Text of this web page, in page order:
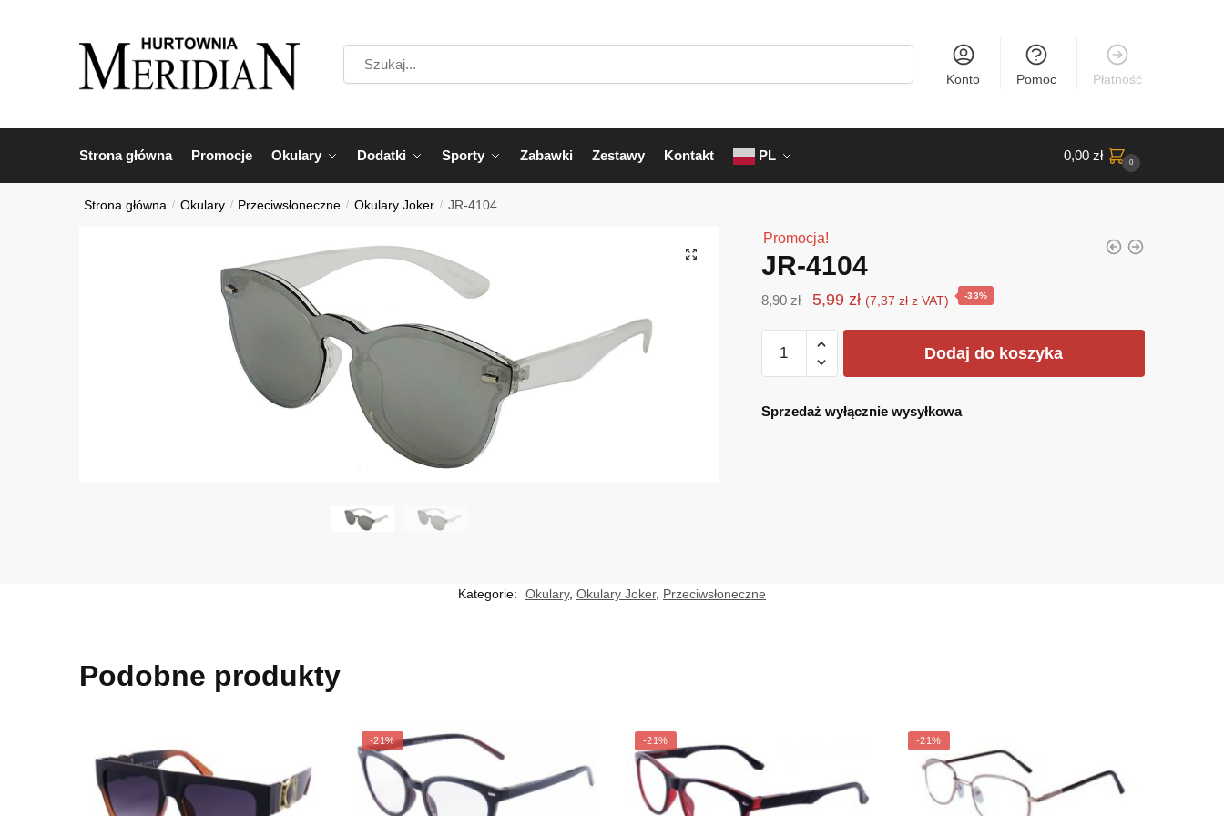
Konto Pomoc Płatność
Strona główna Promocje Okulary Dodatki Sporty Zabawki Zestawy Kontakt PL 0,00 zł 0
Strona główna / Okulary / Przeciwsłoneczne / Okulary Joker / JR-4104
Promocja!
JR-4104
8,90zł
Pierwotna
cena
wynosiła:
8,90 zł.
5,99 złAktualna
cena
5,99 zł.
(7,37 złz VAT) -33%
JR-
Dodaj do koszyka
Sprzedaż wyłącznie wysyłkowa
Kategorie: Okulary, Okulary Joker, Przeciwsłoneczne
Podobne produkty
-21% -21% -21%